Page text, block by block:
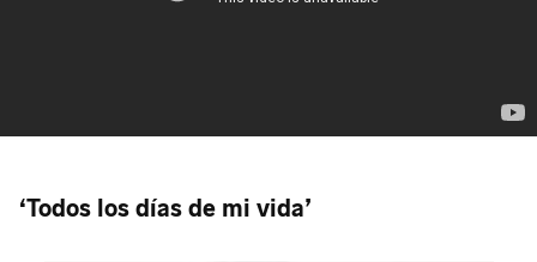
‘Todos los días de mi vida’